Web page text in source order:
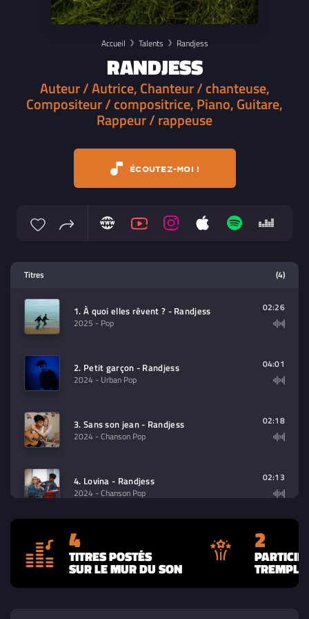
Accueil Talents Randjess
RANDJESS
Auteur / Autrice, Chanteur / chanteuse,
Compositeur / compositrice, Piano, Guitare,
Rappeur / rappeuse
ÉCOUTEZ-MOI !
contenu à lire (audio/video)
Titres (4)
1. À quoi elles rêvent ? - Randjess
2025 - Pop
02:26
2. Petit garçon - Randjess
2024 - Urban Pop
04:01
3. Sans son jean - Randjess
2024 - Chanson Pop
02:18
4. Lovina - Randjess
2024 - Chanson Pop
02:13
4
TITRES POSTÉS
SUR LE MUR DU SON
2